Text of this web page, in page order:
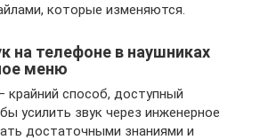
которые изменяются.
на телефоне в наушниках
меню
способ, доступный
усилить звук через инженерное
достаточными знаниями и